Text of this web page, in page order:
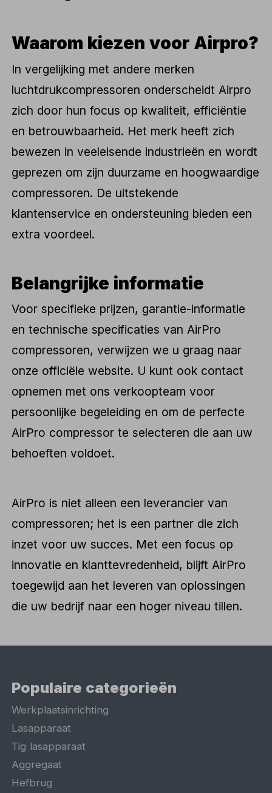
Waarom kiezen voor Airpro?
In vergelijking met andere merken
luchtdrukcompressoren onderscheidt Airpro
zich door hun focus op kwaliteit, efficiëntie
en betrouwbaarheid. Het merk heeft zich
bewezen in veeleisende industrieën en wordt
geprezen om zijn duurzame en hoogwaardige
compressoren. De uitstekende
klantenservice en ondersteuning bieden een
extra voordeel.
Belangrijke informatie
Voor specifieke prijzen, garantie-informatie
en technische specificaties van AirPro
compressoren, verwijzen we u graag naar
onze officiële website. U kunt ook contact
opnemen met ons verkoopteam voor
persoonlijke begeleiding en om de perfecte
AirPro compressor te selecteren die aan uw
behoeften voldoet.
AirPro is niet alleen een leverancier van
compressoren; het is een partner die zich
inzet voor uw succes. Met een focus op
innovatie en klanttevredenheid, blijft AirPro
toegewijd aan het leveren van oplossingen
die uw bedrijf naar een hoger niveau tillen.
Populaire categorieën
Werkplaatsinrichting
Lasapparaat
Tig lasapparaat
Aggregaat
Hefbrug